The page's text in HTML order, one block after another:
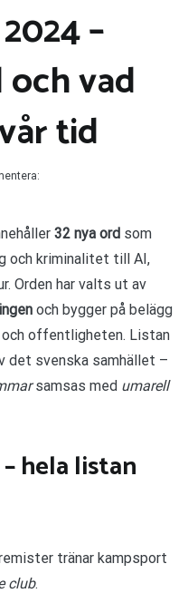
–
vad
tid
årets
ord
och
de
säger
vår
tid
32 nya ord som
och kriminalitet till AI,
Orden har valts ut av
och bygger på belägg
offentligheten. Listan
det svenska samhället –
samsas med umarell
hela listan
tränar kampsport
club.